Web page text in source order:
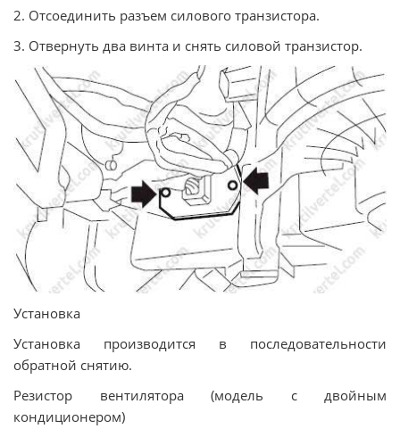
2. Отсоединить разъем силового транзистора.
3. Отвернуть два винта и снять силовой транзистор.
Установка
Установка производится в последовательности
обратной снятию.
Резистор вентилятора (модель с двойным
кондиционером)